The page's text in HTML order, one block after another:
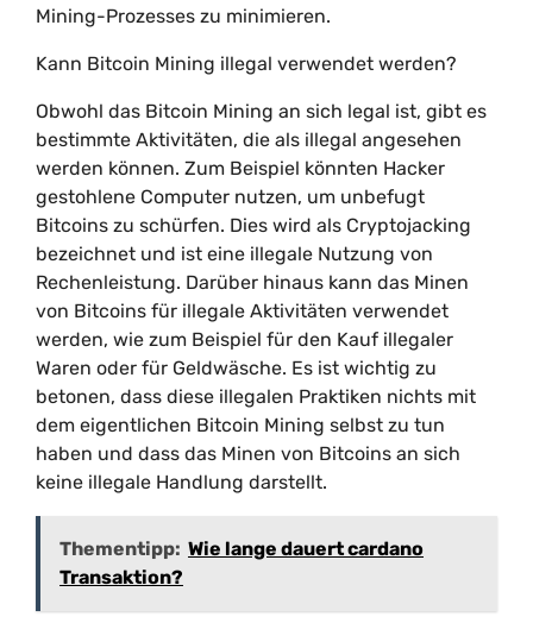
Mining-Prozesses zu minimieren.
Kann Bitcoin Mining illegal verwendet werden?
Obwohl das Bitcoin Mining an sich legal ist, gibt es
bestimmte Aktivitäten, die als illegal angesehen
werden können. Zum Beispiel könnten Hacker
gestohlene Computer nutzen, um unbefugt
Bitcoins zu schürfen. Dies wird als Cryptojacking
bezeichnet und ist eine illegale Nutzung von
Rechenleistung. Darüber hinaus kann das Minen
von Bitcoins für illegale Aktivitäten verwendet
werden, wie zum Beispiel für den Kauf illegaler
Waren oder für Geldwäsche. Es ist wichtig zu
betonen, dass diese illegalen Praktiken nichts mit
dem eigentlichen Bitcoin Mining selbst zu tun
haben und dass das Minen von Bitcoins an sich
keine illegale Handlung darstellt.
Thementipp: Wie lange dauert cardano
Transaktion?